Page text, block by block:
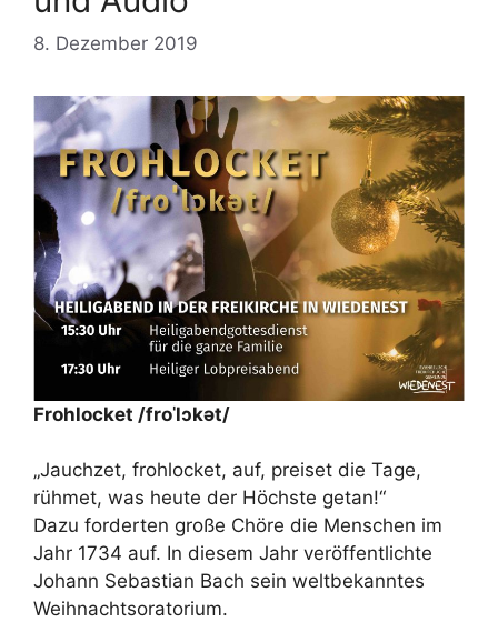
8. Dezember 2019
Frohlocket /froˈlɔkət/
„Jauchzet, frohlocket, auf, preiset die Tage,
rühmet, was heute der Höchste getan!“
Dazu forderten große Chöre die Menschen im
Jahr 1734 auf. In diesem Jahr veröffentlichte
Johann Sebastian Bach sein weltbekanntes
Weihnachtsoratorium.